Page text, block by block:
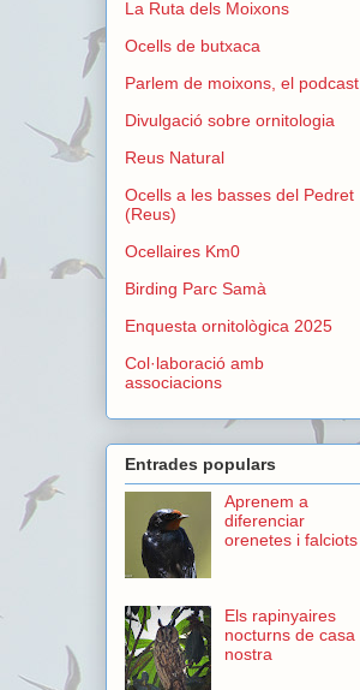
La Ruta dels Moixons
Ocells de butxaca
Parlem de moixons, el podcast
Divulgació sobre ornitologia
Reus Natural
Ocells a les basses del Pedret
(Reus)
Ocellaires Km0
Birding Parc Samà
Enquesta ornitològica 2025
Col·laboració amb
associacions
Entrades populars
Aprenem a
diferenciar
orenetes i falciots
Els rapinyaires
nocturns de casa
nostra